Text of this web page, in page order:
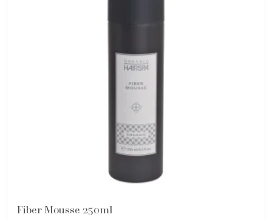
Fiber Mousse 250ml